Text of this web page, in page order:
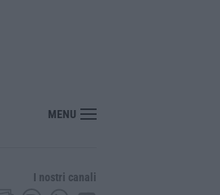
MENU
I nostri canali